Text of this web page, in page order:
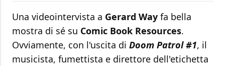
Una videointervista a Gerard Way fa bella
mostra di sé su Comic Book Resources.
Ovviamente, con l'uscita di Doom Patrol #1, il
musicista, fumettista e direttore dell'etichetta